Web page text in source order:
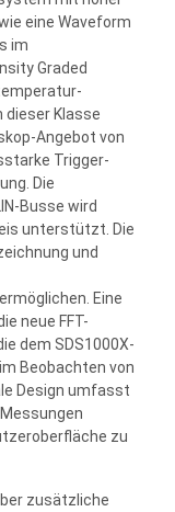
eine Waveform
im
Graded
dieser Klasse
Angebot von
Trigger-
Die
Busse wird
unterstützt. Die
und
Eine
neue FFT-
dem SDS1000X-
Beobachten von
Design umfasst
zu
zusätzliche